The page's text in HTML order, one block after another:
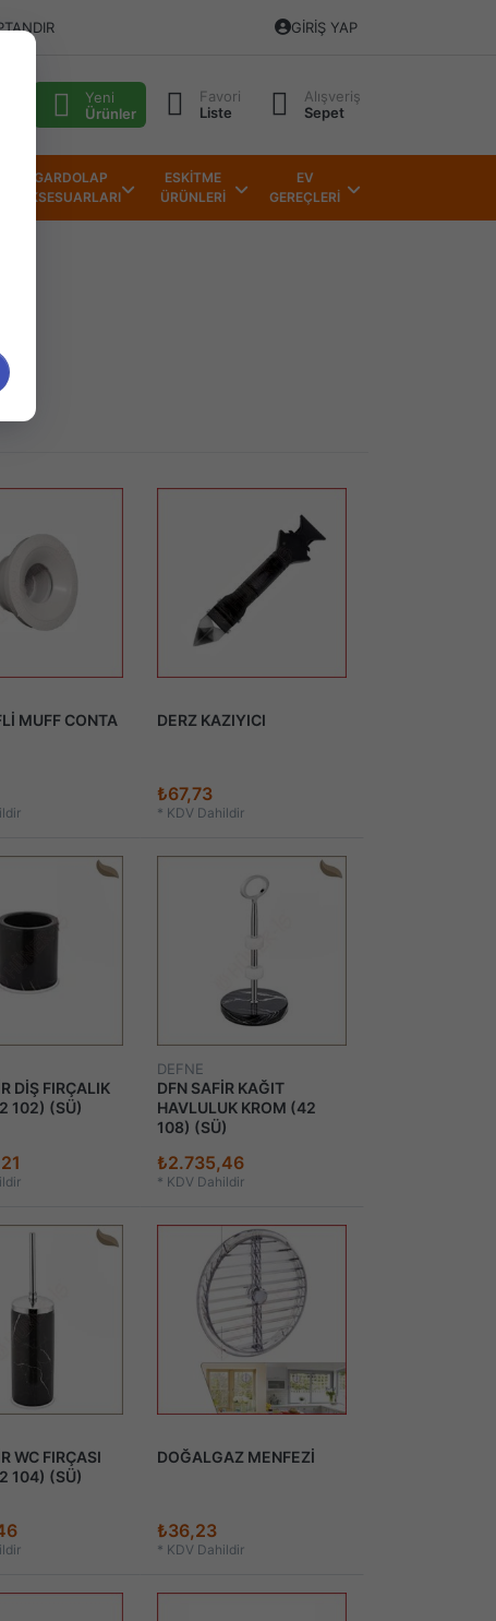
GIRIŞ YAP
Yeni
Ürünler
Favori
Liste
Alışveriş
Sepet
GARDOLAP
AKSESUARLARI
ESKİTME
ÜRÜNLERİ
EV
GEREÇLERİ
MUFF CONTA DERZ KAZIYICI
₺67,73
* KDV Dahildir
DİŞ FIRÇALIK
102) (SÜ)
DEFNE
DFN SAFİR KAĞIT
HAVLULUK KROM (42
108) (SÜ)
₺2.735,46
* KDV Dahildir
WC FIRÇASI
104) (SÜ)
DOĞALGAZ MENFEZİ
₺36,23
* KDV Dahildir